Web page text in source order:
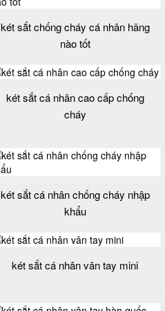
két sắt chống cháy cá nhân hãng
nào tốt
két sắt cá nhân cao cấp chống
cháy
két sắt cá nhân chống cháy nhập
khẩu
két sắt cá nhân vân tay mini